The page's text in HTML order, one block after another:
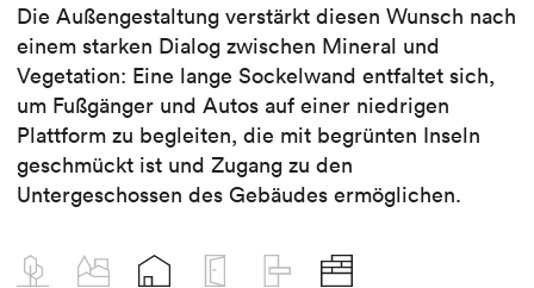
Die Außengestaltung verstärkt diesen Wunsch nach
einem starken Dialog zwischen Mineral und
Vegetation: Eine lange Sockelwand entfaltet sich,
um Fußgänger und Autos auf einer niedrigen
Plattform zu begleiten, die mit begrünten Inseln
geschmückt ist und Zugang zu den
Untergeschossen des Gebäudes ermöglichen.